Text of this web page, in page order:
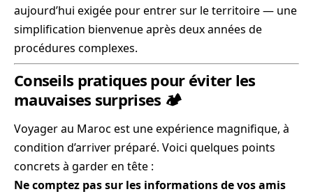
aujourd’hui exigée pour entrer sur le territoire — une
simplification bienvenue après deux années de
procédures complexes.
Conseils pratiques pour éviter les
mauvaises surprises 🏕️
Voyager au Maroc est une expérience magnifique, à
condition d’arriver préparé. Voici quelques points
concrets à garder en tête :
Ne comptez pas sur les informations de vos amis